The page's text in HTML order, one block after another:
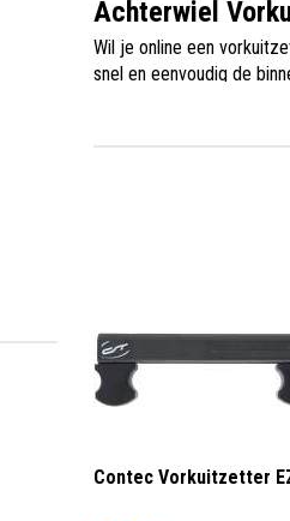
Achterwiel
Wil je online een
snel en eenvoudig de
Contec Vorkuitzetter